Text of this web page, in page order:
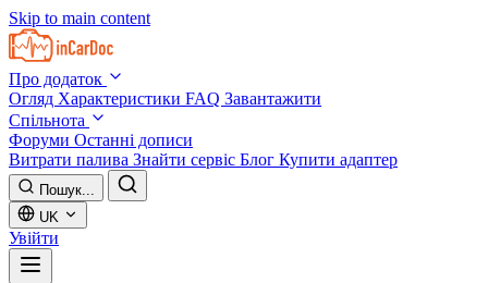
Skip to main content
Про додаток
Огляд Характеристики FAQ Завантажити
Спільнота
Форуми Останні дописи
Витрати палива Знайти сервіс Блог Купити адаптер
Пошук...
UK
Увійти